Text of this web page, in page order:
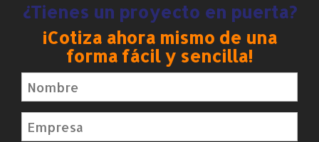
¿Tienes un proyecto en puerta?
¡Cotiza ahora mismo de una
forma fácil y sencilla!